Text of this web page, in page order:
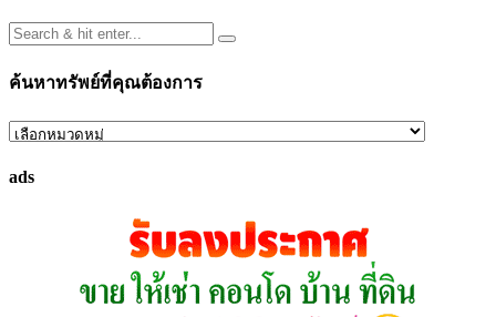
ค้นหาทรัพย์ที่คุณต้องการ
ค้นหา
ที่
ads